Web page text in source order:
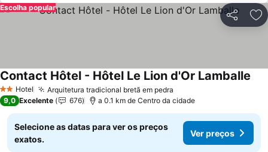
Partilhar
Escolha popular
2 Estrelas
Hotel Arquitetura tradicional bretã em pedra
Contact Hôtel - Hôtel Le Lion d'Or Lamballe
9,0 Excelente 676 a 0.1 km de Centro da cidade
Selecione as datas para ver os preços
exatos.
Ver preços